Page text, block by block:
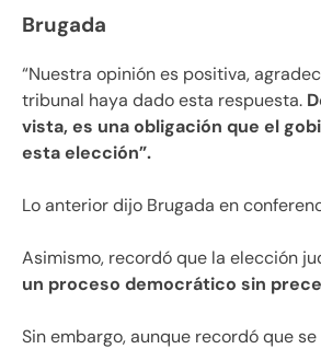
Brugada
“Nuestra opinión es positiva,
tribunal haya dado esta respuesta.
vista, es una obligación que el
esta elección”.
Lo anterior dijo Brugada en
Asimismo, recordó que la elección
un proceso democrático sin
Sin embargo, aunque recordó que